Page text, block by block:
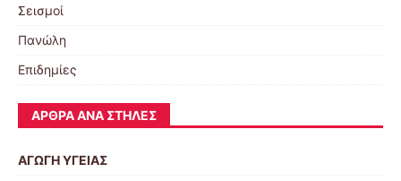
Σεισμοί
Πανώλη
Επιδημίες
ΆΡΘΡΑ ΑΝΆ ΣΤΉΛΕΣ
ΑΓΩΓΗ ΥΓΕΙΑΣ